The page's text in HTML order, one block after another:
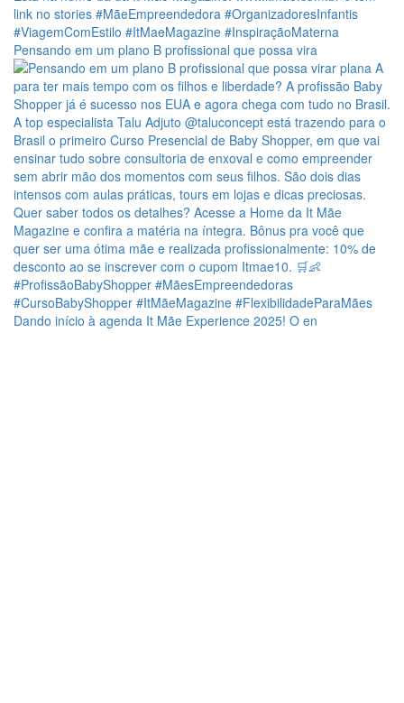
Pensando em um plano B profissional que possa vira
Dando início à agenda It Mãe Experience 2025! O en